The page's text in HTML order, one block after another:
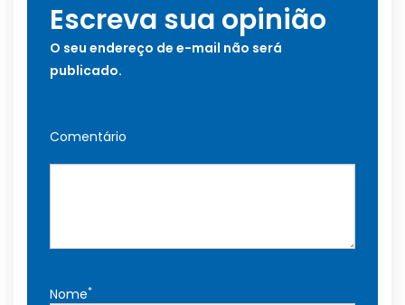
Escreva sua opinião
O seu endereço de e-mail não será
publicado.
Comentário
Nome*